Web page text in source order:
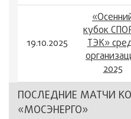
19.10.2025
кубок
ТЭК»
2025
ПОСЛЕДНИЕ МАТЧИ
«МОСЭНЕРГО»